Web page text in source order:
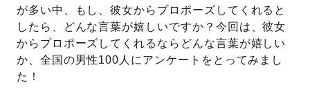
が多い中、もし、彼女からプロポーズしてくれると
したら、どんな言葉が嬉しいですか？今回は、彼女
からプロポーズしてくれるならどんな言葉が嬉しい
か、全国の男性100人にアンケートをとってみまし
た！
プロポーズシチュエーション診断
婚約指輪マッチング診断
プロポーズの方法
タイミング I-PRIMO公式サイト